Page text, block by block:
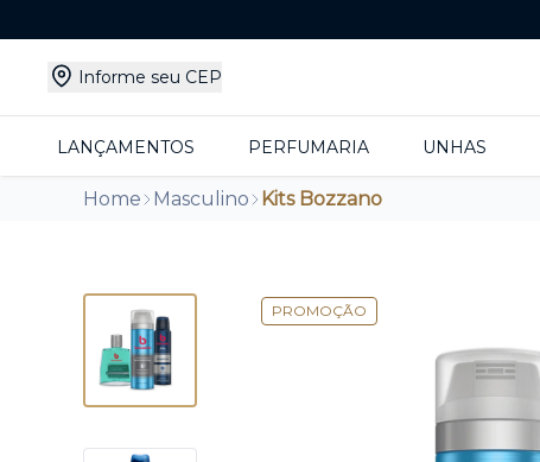
Informe seu CEP
LANÇAMENTOS PERFUMARIA UNHAS
Home Masculino Kits Bozzano
PROMOÇÃO